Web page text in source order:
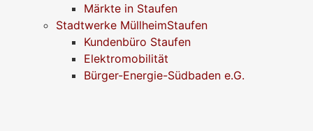
Märkte in Staufen
Stadtwerke MüllheimStaufen
Kundenbüro Staufen
Elektromobilität
Bürger-Energie-Südbaden e.G.